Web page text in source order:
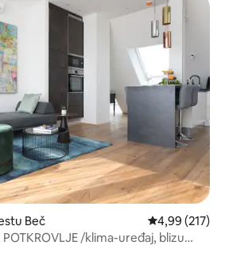
Beč prosječna
4,99 (217)
POTKROVLJE /klima-uređaj, blizu